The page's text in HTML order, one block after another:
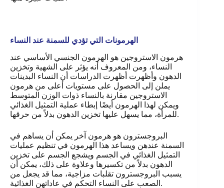
الهرمونات التي تؤدي للسمنة عند النساء
هرمون الاستروجين هو الهرمون الجنسي الأساسي عند
النساء، ومن المعروف أنه يؤثر على الشهية وتخزين
الدهون وأظهرت أظهرت الدراسات أن النساء البدينات
يملن إلى الحصول على مستويات أعلى من هرمون
الاستروجين مقارنة بالنساء ذوات الوزن المتوسط
ويمكن لهذا الهرمون أيضًا إبطاء عملية التمثيل الغذائي
للمرأة، مما يسهل عليها تخزين الدهون بدلاً من حرقها.
البروجسترون هو هرمون آخر يمكن أن يساهم في
السمنة عندهن ويساعد هذا الهرمون في تنظيم عمليات
التمثيل الغذائي في الجسم ويشجع الجسم على تخزين
الدهون بدلاً من تكسيرها وعلاوة على ذلك، يمكن أن
يسبب البروجسترون تقلبات مزاجية، مما قد يجعل من
الصعب على النساء التحكم في عاداتهن الغذائية.